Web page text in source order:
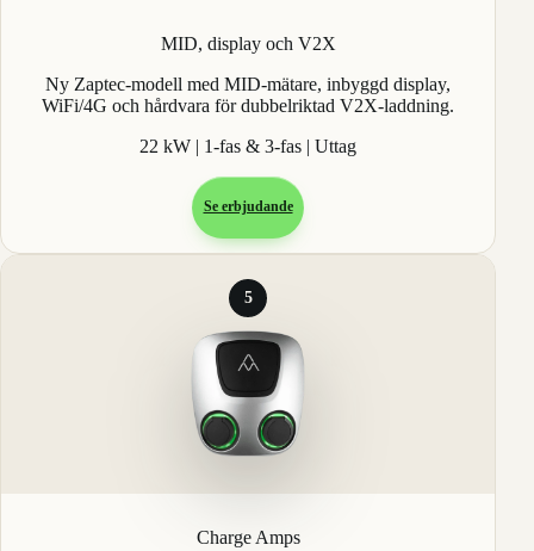
MID, display och V2X
Ny Zaptec-modell med MID-mätare, inbyggd display,
WiFi/4G och hårdvara för dubbelriktad V2X-laddning.
22 kW | 1-fas & 3-fas | Uttag
Se erbjudande
5
Charge Amps